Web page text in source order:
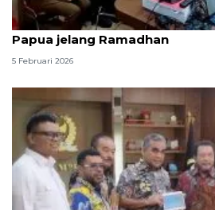
Bapanas perketat
Papua jelang Ramadhan
5 Februari 2026